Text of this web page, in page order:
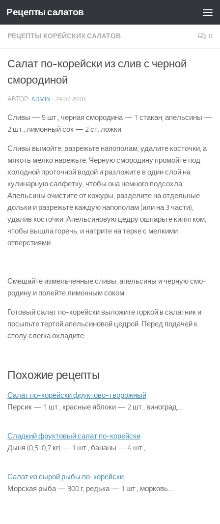
Skip to content
Рецепты салатов
РЕЦЕПТЫ КОРЕЙСКИХ САЛАТОВ 0
Салат по-корейски из слив с черной
смородиной
АВТОР: ADMIN · 29.07.2018
Сливы — 5 шт., черная смородина — 1 стакан, апельси­ны —
2 шт., лимонный сок — 2 ст. ложки.
Сливы вымойте, разрежьте напополам, удалите косточки, а
мякоть мелко нарежьте. Черную смородину промойте под
хо­лодной проточной водой и разложите в один слой на
кулинар­ную салфетку, чтобы она немного подсохла.
Апельсины очис­тите от кожуры, разделите на отдельные
дольки и разрежьте каждую напополам (или на 3 части),
удалив косточки. Апель­синовую цедру ошпарьте кипятком,
чтобы вышла горечь, и на­трите на терке с мелкими
отверстиями.
Смешайте измельченные сливы, апельсины и черную смо­
родину и полейте лимонным соком.
Готовый салат по-корейски выложите горкой в салатник и
посыпьте тер­той апельсиновой цедрой. Перед подачей к
столу слегка охла­дите.
Похожие рецепты
Салат по-корейски фруктово-творожный
Персик — 1 шт., красные яблоки — 2 шт., виноград…
Сладкий фруктовый салат по-корейски
Дыня (0,5-0,7 кг) — 1 шт., бананы — 4 шт.,…
Салат из сырой рыбы по-корейски
Морская рыба — 300 г, редька — 1 шт., морковь…